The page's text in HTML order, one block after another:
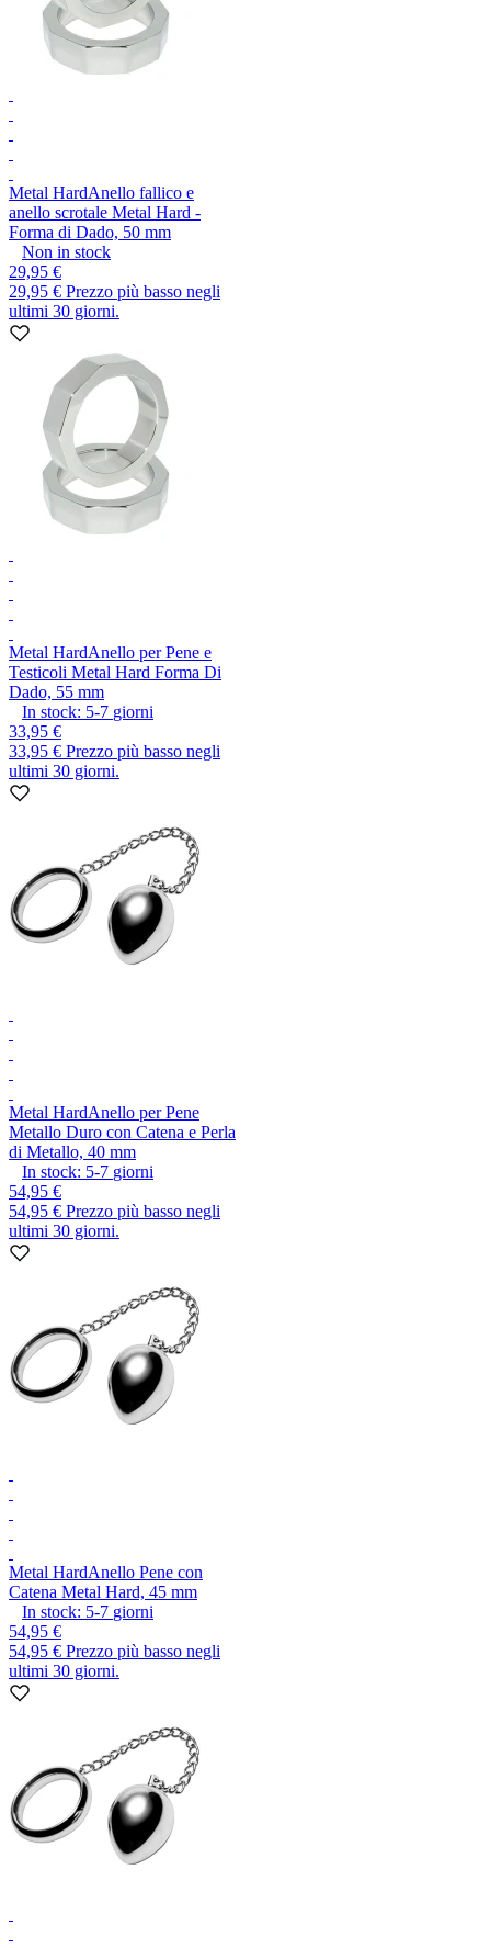
Metal HardAnello fallico e
anello scrotale Metal Hard -
Forma di Dado, 50 mm
Non in stock
29,95 €
29,95 € Prezzo più basso negli
ultimi 30 giorni.
Metal HardAnello per Pene e
Testicoli Metal Hard Forma Di
Dado, 55 mm
In stock: 5-7 giorni
33,95 €
33,95 € Prezzo più basso negli
ultimi 30 giorni.
Metal HardAnello per Pene
Metallo Duro con Catena e Perla
di Metallo, 40 mm
In stock: 5-7 giorni
54,95 €
54,95 € Prezzo più basso negli
ultimi 30 giorni.
Metal HardAnello Pene con
Catena Metal Hard, 45 mm
In stock: 5-7 giorni
54,95 €
54,95 € Prezzo più basso negli
ultimi 30 giorni.